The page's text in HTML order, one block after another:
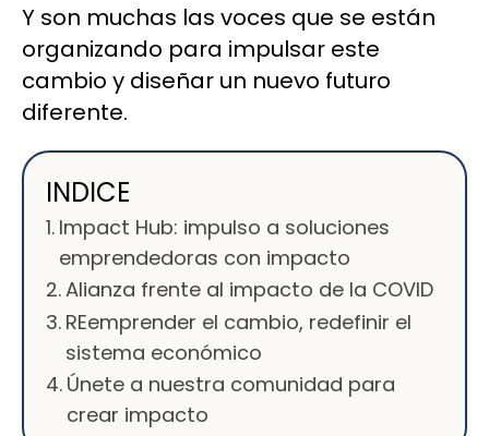
Y son muchas las voces que se están
organizando para impulsar este
cambio y diseñar un nuevo futuro
diferente.
INDICE
Impact Hub: impulso a soluciones
emprendedoras con impacto
Alianza frente al impacto de la COVID
REemprender el cambio, redefinir el
sistema económico
Únete a nuestra comunidad para
crear impacto